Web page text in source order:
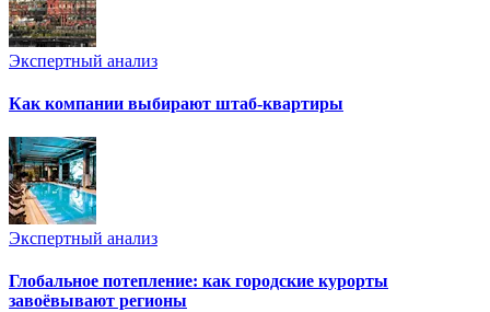
Экспертный анализ
Как компании выбирают штаб-квартиры
Экспертный анализ
Глобальное потепление: как городские курорты
завоёвывают регионы